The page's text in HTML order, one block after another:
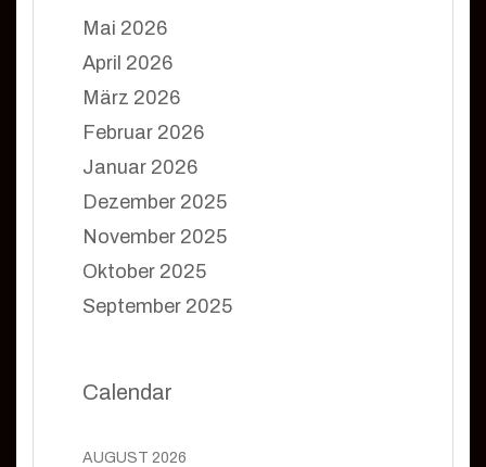
Mai 2026
April 2026
März 2026
Februar 2026
Januar 2026
Dezember 2025
November 2025
Oktober 2025
September 2025
Calendar
AUGUST 2026